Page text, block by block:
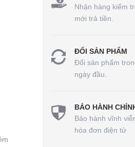
Nhận hàng kiểm
mới trả tiền.
ĐỔI SẢN PHẨM
Đổi sản phẩm
ngày đầu.
BẢO HÀNH
Bảo hành vĩnh
hóa đơn điện tử